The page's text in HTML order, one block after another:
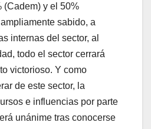
(Cadem) y el 50%
sabido, a
internas del sector, al
todo el sector cerrará
victorioso. Y como
de este sector, la
e influencias por parte
unánime tras conocerse